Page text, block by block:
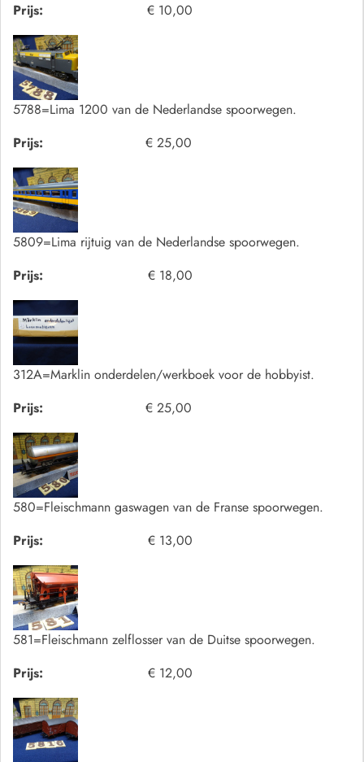
Prijs:
€ 10,00
5788=Lima 1200 van de Nederlandse spoorwegen.
Prijs:
€ 25,00
5809=Lima rijtuig van de Nederlandse spoorwegen.
Prijs:
€ 18,00
312A=Marklin onderdelen/werkboek voor de hobbyist.
Prijs:
€ 25,00
580=Fleischmann gaswagen van de Franse spoorwegen.
Prijs:
€ 13,00
581=Fleischmann zelflosser van de Duitse spoorwegen.
Prijs:
€ 12,00